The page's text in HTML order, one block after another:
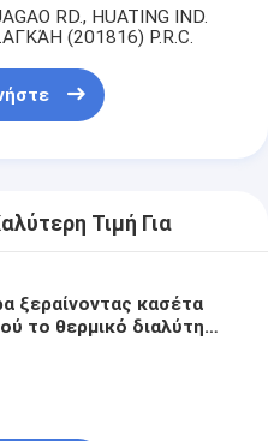
RD., HUATING IND.
(201816) P.R.C.
Τιμή Για
ξεραίνοντας κασέτα
το θερμικό διαλύτη